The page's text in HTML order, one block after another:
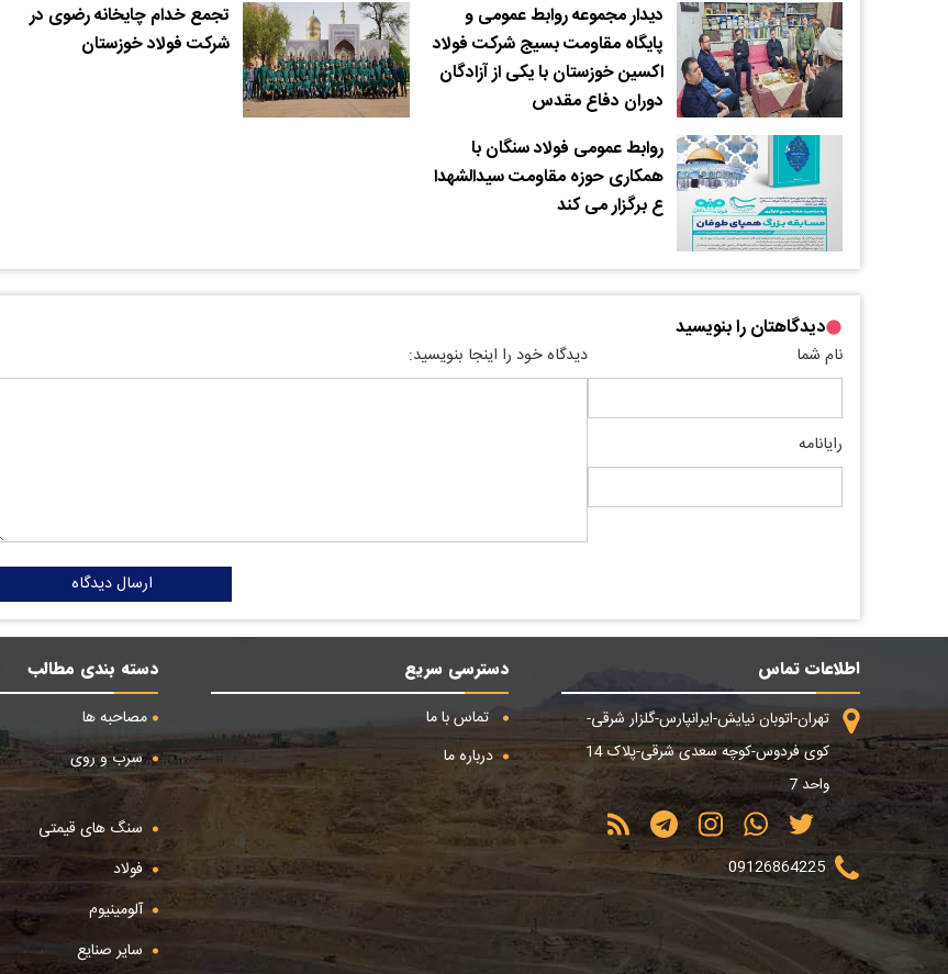
دیدار مجموعه روابط عمومی و
پایگاه مقاومت بسیج شرکت فولاد
اکسین خوزستان با یکی از آزادگان
دوران دفاع مقدس
تجمع خدام چایخانه رضوی در
شرکت فولاد خوزستان
روابط عمومی فولاد سنگان با
همکاری حوزه مقاومت سیدالشهدا
ع برگزار می کند
دیدگاهتان را بنویسید
نام شما
رایانامه
دیدگاه خود را اینجا بنویسید:
ارسال دیدگاه
اطلاعات تماس
تهران-اتوبان نیایش-ایرانپارس-گلزار شرقی-
کوی فردوس-کوچه سعدی شرقی-پلاک 14
واحد 7
09126864225
دسترسی سریع
تماس با ما
درباره ما
دسته بندی مطالب
مصاحبه ها
سرب و روی
سنگ های قیمتی
فولاد
آلومینیوم
سایر صنایع